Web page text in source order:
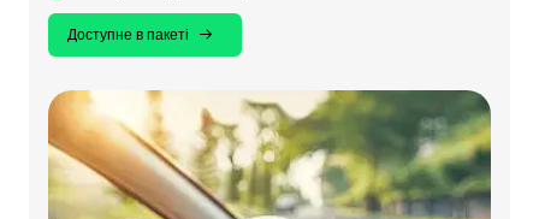
Доступне в пакеті